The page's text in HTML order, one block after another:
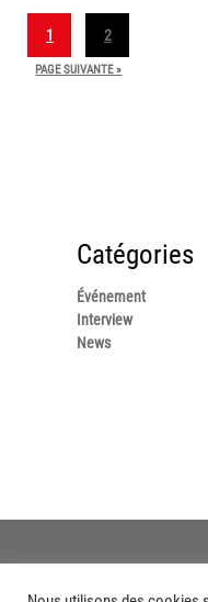
1 2
PAGE SUIVANTE »
Catégories
Événement
Interview
News